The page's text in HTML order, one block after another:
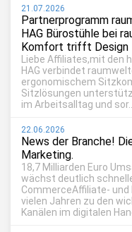
21.07.2026
Partnerprogramm
HAG Bürostühle bei
Komfort trifft Design
Liebe Affiliates,mit den
HAG verbindet
ergonomischem
Sitzlösungen
im Arbeitsalltag und sor...
22.06.2026
News der Branche!
Marketing.
18,7 Milliarden Euro
wächst deutlich
CommerceAffiliate-
vielen Jahren zu den
Kanälen im digitalen